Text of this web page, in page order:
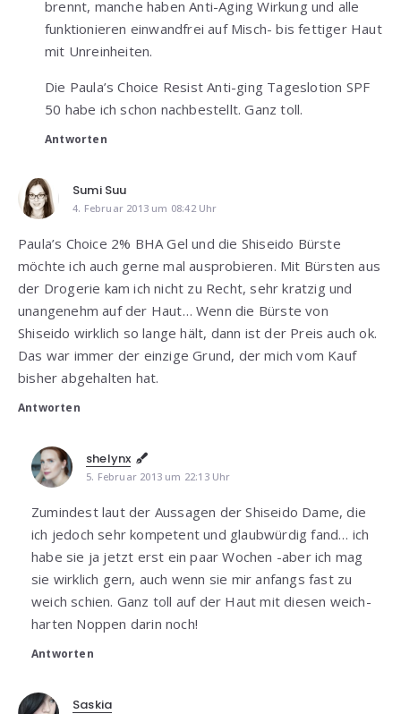
brennt, manche haben Anti-Aging Wirkung und alle
funktionieren einwandfrei auf Misch- bis fettiger Haut
mit Unreinheiten.
Die Paula’s Choice Resist Anti-ging Tageslotion SPF
50 habe ich schon nachbestellt. Ganz toll.
Antworten
Sumi Suu
4. Februar 2013 um 08:42 Uhr
Paula’s Choice 2% BHA Gel und die Shiseido Bürste
möchte ich auch gerne mal ausprobieren. Mit Bürsten aus
der Drogerie kam ich nicht zu Recht, sehr kratzig und
unangenehm auf der Haut… Wenn die Bürste von
Shiseido wirklich so lange hält, dann ist der Preis auch ok.
Das war immer der einzige Grund, der mich vom Kauf
bisher abgehalten hat.
Antworten
shelynx
5. Februar 2013 um 22:13 Uhr
Zumindest laut der Aussagen der Shiseido Dame, die
ich jedoch sehr kompetent und glaubwürdig fand… ich
habe sie ja jetzt erst ein paar Wochen -aber ich mag
sie wirklich gern, auch wenn sie mir anfangs fast zu
weich schien. Ganz toll auf der Haut mit diesen weich-
harten Noppen darin noch!
Antworten
Saskia